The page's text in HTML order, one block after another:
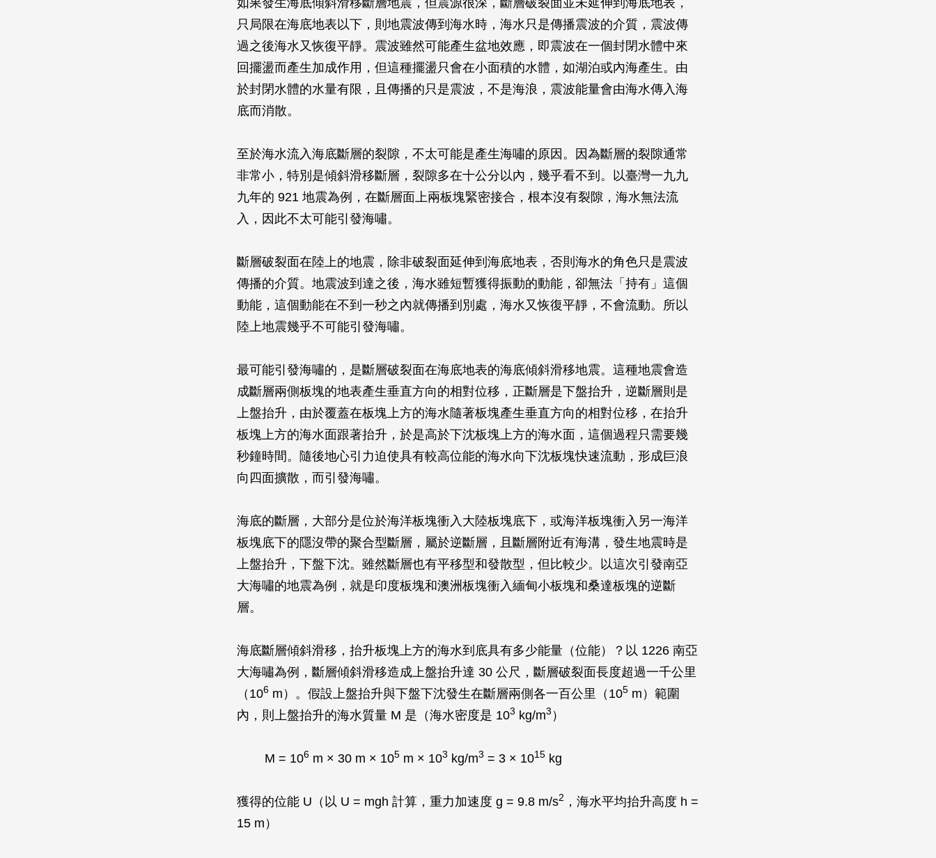
如果發生海底傾斜滑移斷層地震，但震源很深，斷層破裂面並未延伸到海底地表，
只局限在海底地表以下，則地震波傳到海水時，海水只是傳播震波的介質，震波傳
過之後海水又恢復平靜。震波雖然可能產生盆地效應，即震波在一個封閉水體中來
回擺盪而產生加成作用，但這種擺盪只會在小面積的水體，如湖泊或內海產生。由
於封閉水體的水量有限，且傳播的只是震波，不是海浪，震波能量會由海水傳入海
底而消散。
至於海水流入海底斷層的裂隙，不太可能是產生海嘯的原因。因為斷層的裂隙通常
非常小，特別是傾斜滑移斷層，裂隙多在十公分以內，幾乎看不到。以臺灣一九九
九年的 921 地震為例，在斷層面上兩板塊緊密接合，根本沒有裂隙，海水無法流
入，因此不太可能引發海嘯。
斷層破裂面在陸上的地震，除非破裂面延伸到海底地表，否則海水的角色只是震波
傳播的介質。地震波到達之後，海水雖短暫獲得振動的動能，卻無法「持有」這個
動能，這個動能在不到一秒之內就傳播到別處，海水又恢復平靜，不會流動。所以
陸上地震幾乎不可能引發海嘯。
最可能引發海嘯的，是斷層破裂面在海底地表的海底傾斜滑移地震。這種地震會造
成斷層兩側板塊的地表產生垂直方向的相對位移，正斷層是下盤抬升，逆斷層則是
上盤抬升，由於覆蓋在板塊上方的海水隨著板塊產生垂直方向的相對位移，在抬升
板塊上方的海水面跟著抬升，於是高於下沈板塊上方的海水面，這個過程只需要幾
秒鐘時間。隨後地心引力迫使具有較高位能的海水向下沈板塊快速流動，形成巨浪
向四面擴散，而引發海嘯。
海底的斷層，大部分是位於海洋板塊衝入大陸板塊底下，或海洋板塊衝入另一海洋
板塊底下的隱沒帶的聚合型斷層，屬於逆斷層，且斷層附近有海溝，發生地震時是
上盤抬升，下盤下沈。雖然斷層也有平移型和發散型，但比較少。以這次引發南亞
大海嘯的地震為例，就是印度板塊和澳洲板塊衝入緬甸小板塊和桑達板塊的逆斷
層。
海底斷層傾斜滑移，抬升板塊上方的海水到底具有多少能量（位能）？以 1226 南亞
大海嘯為例，斷層傾斜滑移造成上盤抬升達 30 公尺，斷層破裂面長度超過一千公里
（106 m）。假設上盤抬升與下盤下沈發生在斷層兩側各一百公里（105 m）範圍
內，則上盤抬升的海水質量 M 是（海水密度是 103 kg/m3 ）
M = 106 m × 30 m × 105 m × 103 kg/m3 = 3 × 1015 kg
獲得的位能 U（以 U = mgh 計算，重力加速度 g = 9.8 m/s2 ，海水平均抬升高度 h =
15 m）